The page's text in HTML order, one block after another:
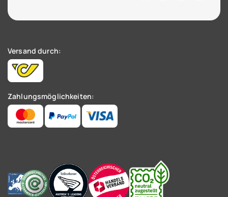
Versand durch:
Zahlungsmöglichkeiten: